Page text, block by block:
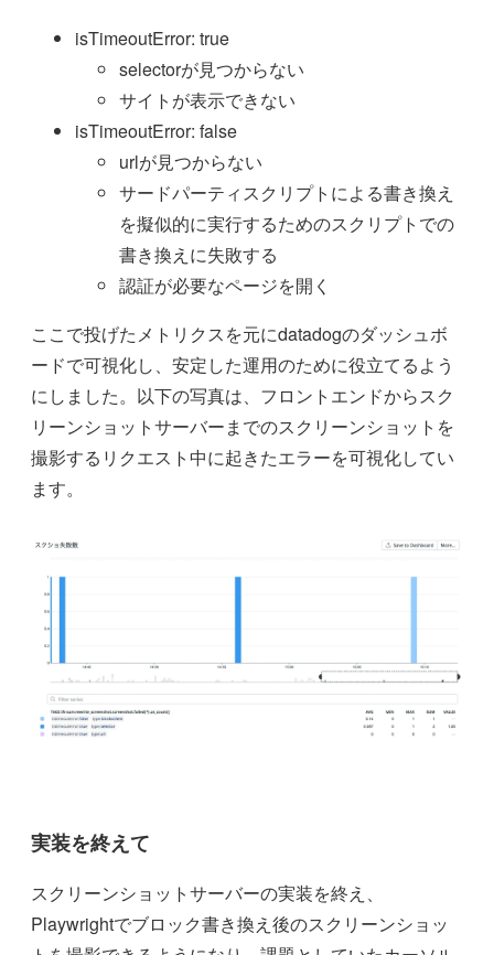
isTimeoutError: true
selectorが見つからない
サイトが表示できない
isTimeoutError: false
urlが見つからない
サードパーティスクリプトによる書き換え
を擬似的に実行するためのスクリプトでの
書き換えに失敗する
認証が必要なページを開く
ここで投げたメトリクスを元にdatadogのダッシュボ
ードで可視化し、安定した運用のために役立てるよう
にしました。以下の写真は、フロントエンドからスク
リーンショットサーバーまでのスクリーンショットを
撮影するリクエスト中に起きたエラーを可視化してい
ます。
実装を終えて
スクリーンショットサーバーの実装を終え、
Playwrightでブロック書き換え後のスクリーンショッ